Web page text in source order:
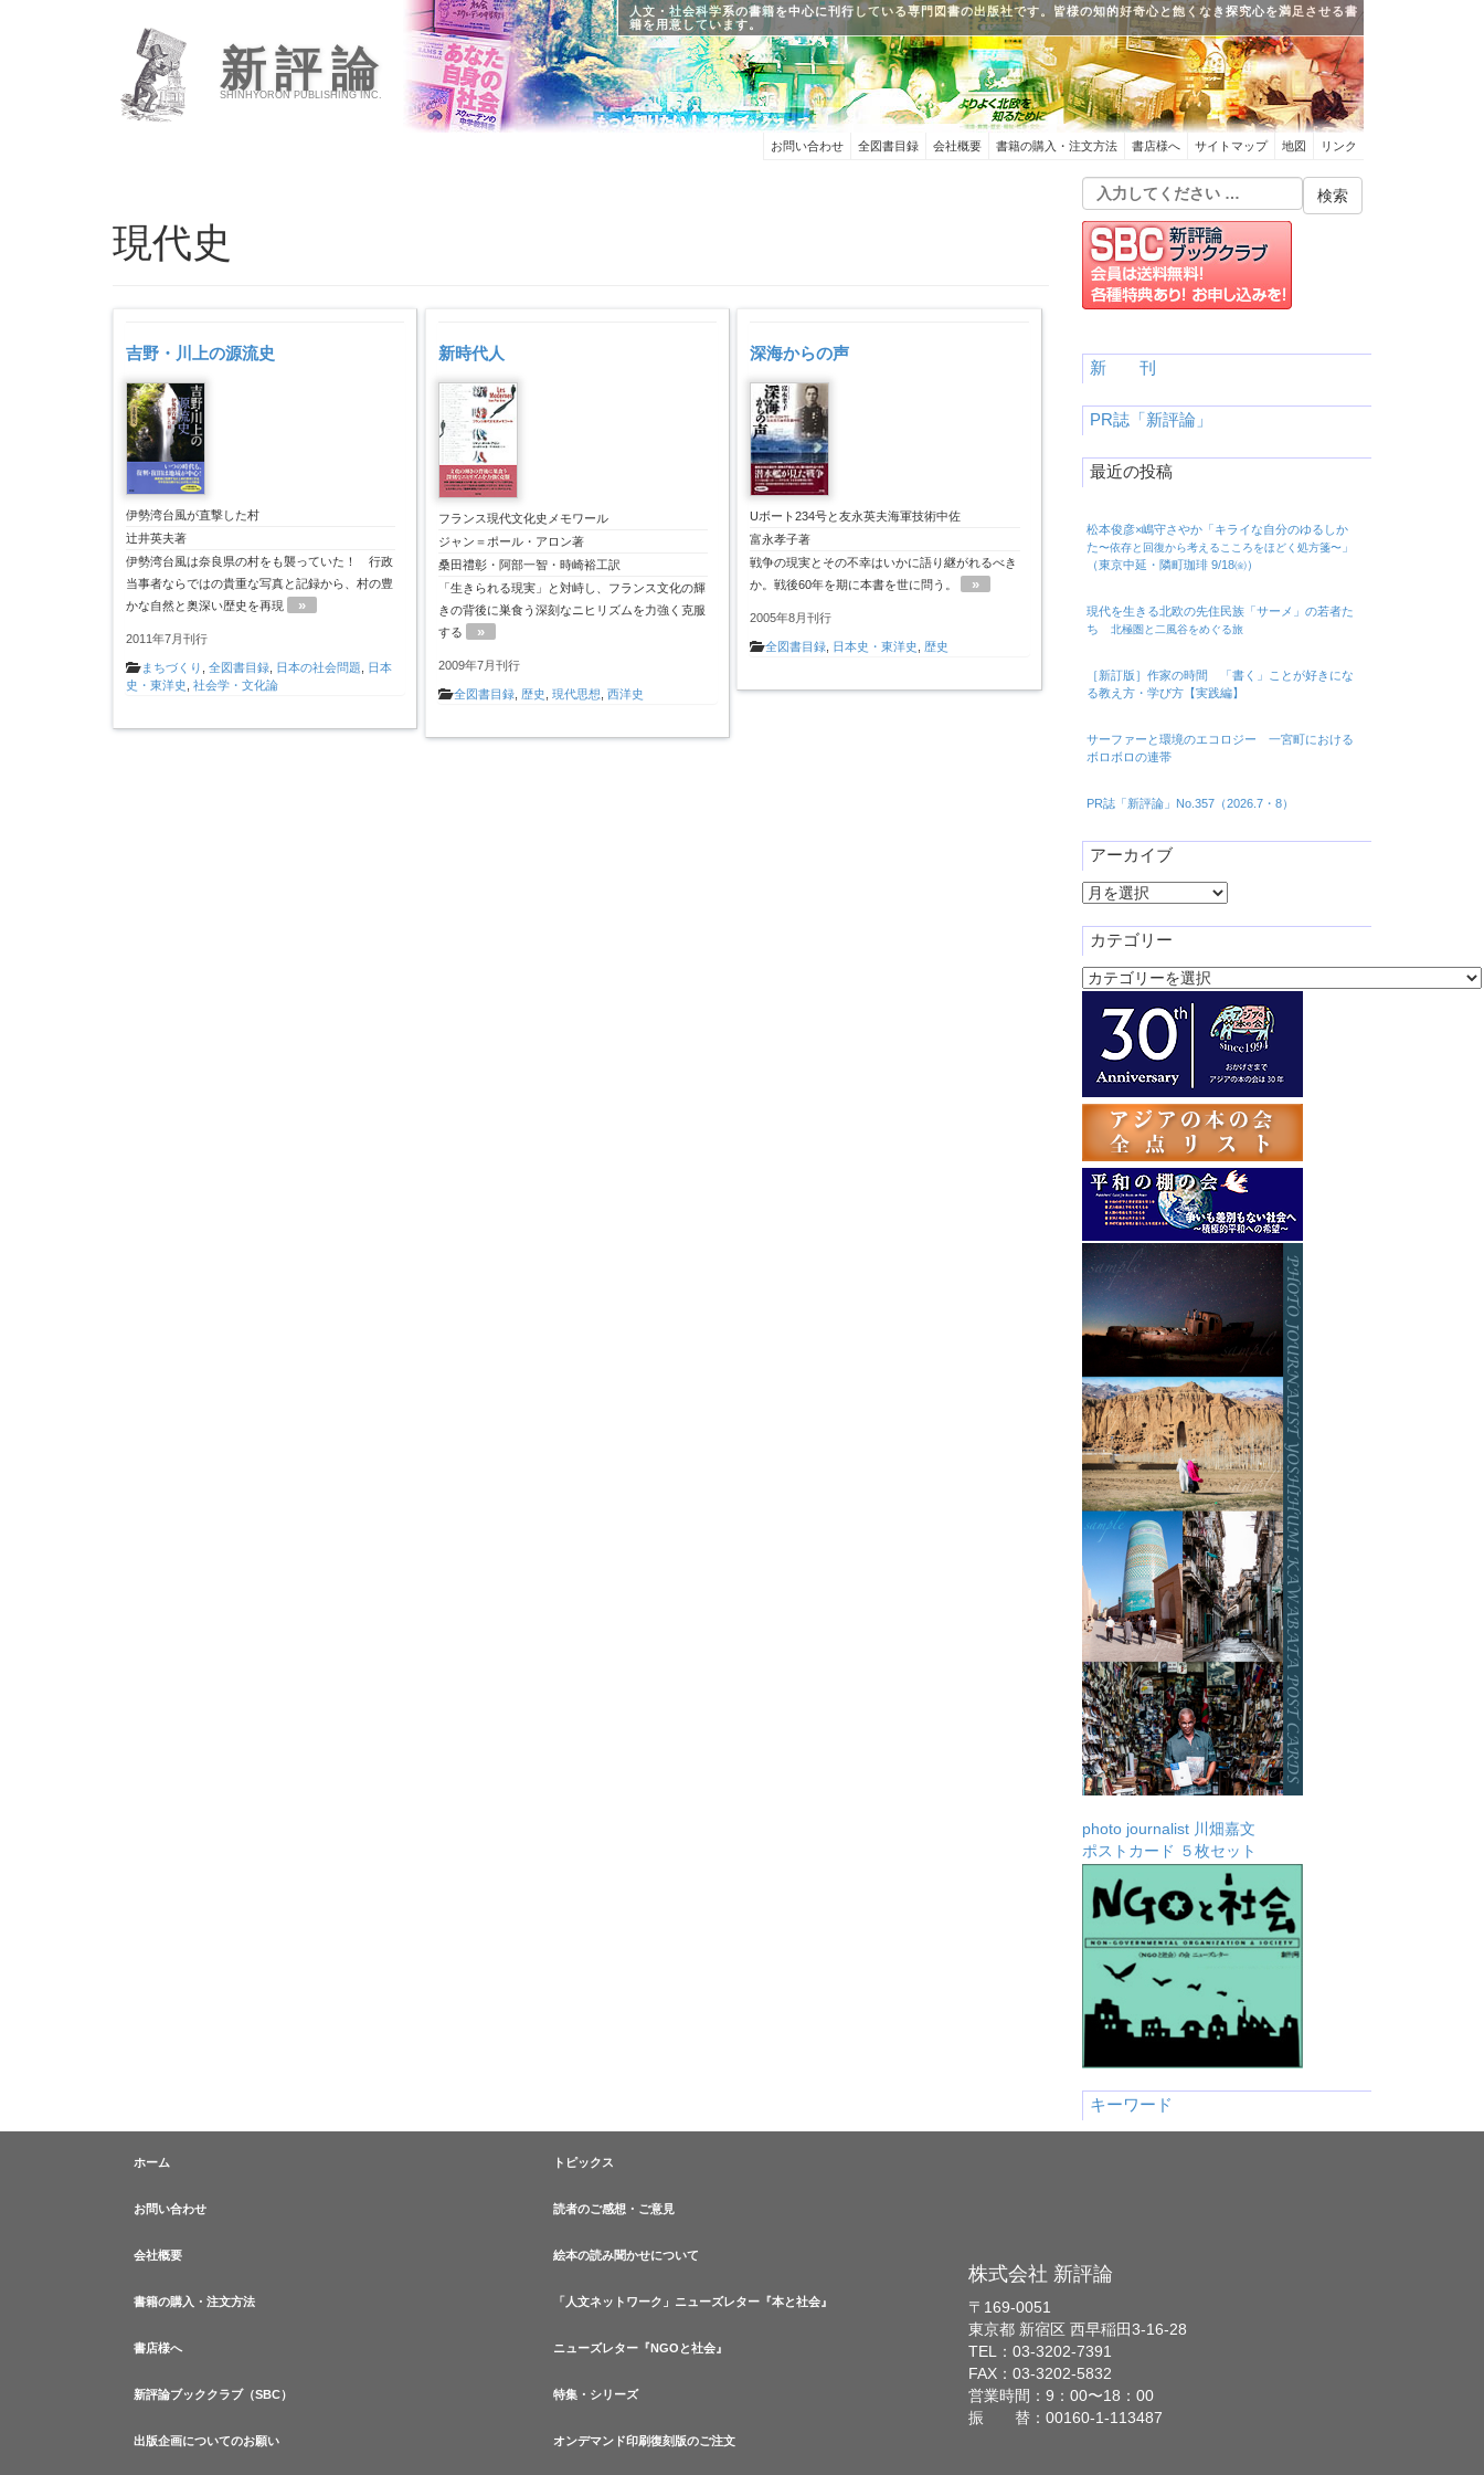
新評論
SHINHYORON PUBLISHING INC.
人文・社会科学系の書籍を中心に刊行している専門図書の出版社です。皆様の知的好奇心と飽くなき探究心を満足させる書
籍を用意しています。
お問い合わせ 全図書目録 会社概要 書籍の購入・注文方法 書店様へ サイトマップ 地図 リンク
現代史
吉野・川上の源流史
伊勢湾台風が直撃した村
辻井英夫著
伊勢湾台風は奈良県の村をも襲っていた！ 行政
当事者ならではの貴重な写真と記録から、村の豊
かな自然と奥深い歴史を再現
»
2011年7月刊行
まちづくり 全図書目録 日本の社会問題
日本
史・東洋史 社会学・文化論
新時代人
フランス現代文化史メモワール
ジャン＝ポール・アロン著
桑田禮彰・阿部一智・時崎裕工訳
「生きられる現実」と対峙し、フランス文化の輝
きの背後に巣食う深刻なニヒリズムを力強く克服
する
»
2009年7月刊行
全図書目録, 歴史 現代思想 西洋史
深海からの声
Uボート234号と友永英夫海軍技術中佐
富永孝子著
戦争の現実とその不幸はいかに語り継がれるべき
か。戦後60年を期に本書を世に問う。
»
2005年8月刊行
全図書目録 日本史・東洋史 歴史
新 刊
PR誌「新評論」
最近の投稿
松本俊彦×嶋守さやか「キライな自分のゆるしか
た〜依存と回復から考えるこころをほどく処方箋〜」
（東京中延・隣町珈琲 9/18㈮）
現代を生きる北欧の先住民族「サーメ」の若者た
ち 北極圏と二風谷をめぐる旅
［新訂版］作家の時間 「書く」ことが好きにな
る教え方・学び方【実践編】
サーファーと環境のエコロジー 一宮町における
ボロボロの連帯
PR誌「新評論」No.357（2026.7・8）
アーカイブ
ア
カ
イ
ブ
カテゴリー
カ
photo journalist 川畑嘉文
ポストカード ５枚セット
キーワード
ホーム
お問い合わせ
会社概要
書籍の購入・注文方法
書店様へ
新評論ブッククラブ（SBC）
出版企画についてのお願い
トピックス
読者のご感想・ご意見
絵本の読み聞かせについて
「人文ネットワーク」ニューズレター『本と社会』
ニューズレター『NGOと社会』
特集・シリーズ
オンデマンド印刷復刻版のご注文
株式会社 新評論
〒169-0051
東京都 新宿区 西早稲田3-16-28
TEL：03-3202-7391
FAX：03-3202-5832
営業時間：9：00〜18：00
振 替：00160-1-113487